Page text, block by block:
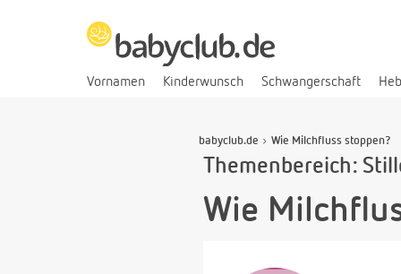
Vornamen Kinderwunsch Schwangerschaft
babyclub.de Wie Milchfluss stoppen?
Themenbereich:
Wie